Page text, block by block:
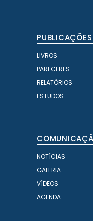
PUBLICAÇÕES
LIVROS
PARECERES
RELATÓRIOS
ESTUDOS
NOTÍCIAS
GALERIA
VÍDEOS
AGENDA